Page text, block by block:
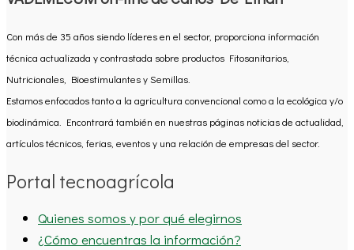
Con más de 35 años siendo líderes en el sector, proporciona información
técnica actualizada y contrastada sobre productos Fitosanitarios,
Nutricionales, Bioestimulantes y Semillas.
Estamos enfocados tanto a la agricultura convencional como a la ecológica y/o
biodinámica. Encontrará también en nuestras páginas noticias de actualidad,
artículos técnicos, ferias, eventos y una relación de empresas del sector.
Portal tecnoagrícola
Quienes somos y por qué elegirnos
¿Cómo encuentras la información?